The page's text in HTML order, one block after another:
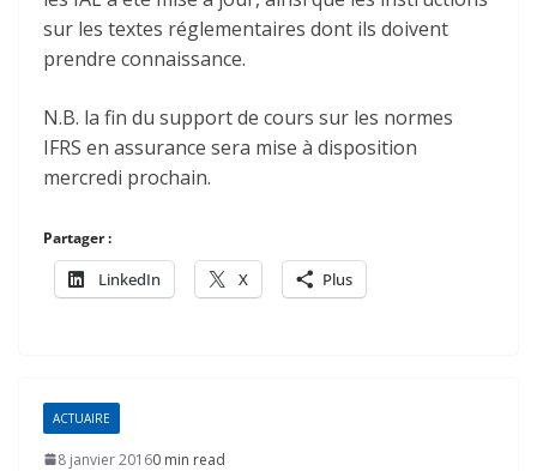
sur les textes réglementaires dont ils doivent
prendre connaissance.
N.B. la fin du support de cours sur les normes
IFRS en assurance sera mise à disposition
mercredi prochain.
Partager :
LinkedIn X Plus
ACTUAIRE
8 janvier 20160 min read